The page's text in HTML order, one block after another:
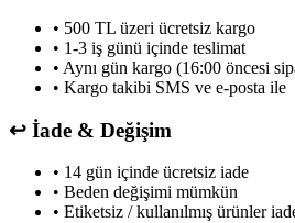
• 500 TL üzeri ücretsiz kargo
• 1-3 iş günü içinde teslimat
• Aynı gün kargo (16:00 öncesi
• Kargo takibi SMS ve e-posta ile
↩️ İade & Değişim
• 14 gün içinde ücretsiz iade
• Beden değişimi mümkün
• Etiketsiz / kullanılmış ürünler